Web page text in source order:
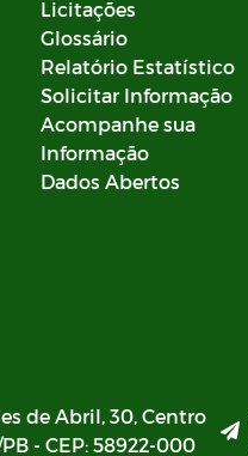
Licitações
Glossário
Relatório Estatístico
Solicitar Informação
Acompanhe sua
Informação
Dados Abertos
de Abril, 30, Centro
- CEP: 58922-000